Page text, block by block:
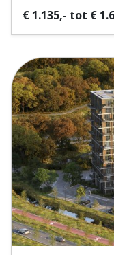
€ 1.135,- tot €